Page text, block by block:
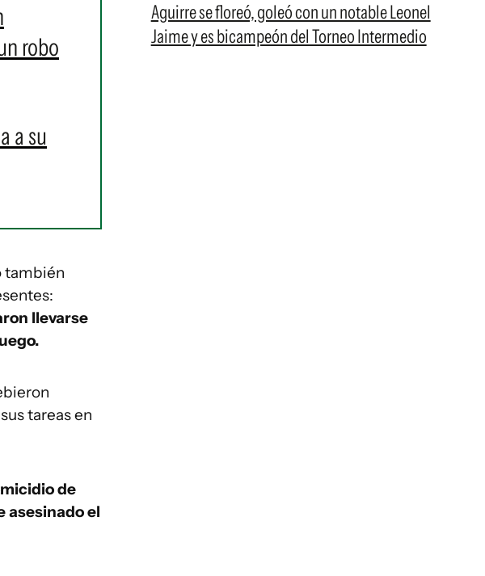
robo
a su
también
llevarse
tareas en
de
asesinado el
Aguirre se floreó, goleó con un notable Leonel
Jaime y es bicampeón del Torneo Intermedio